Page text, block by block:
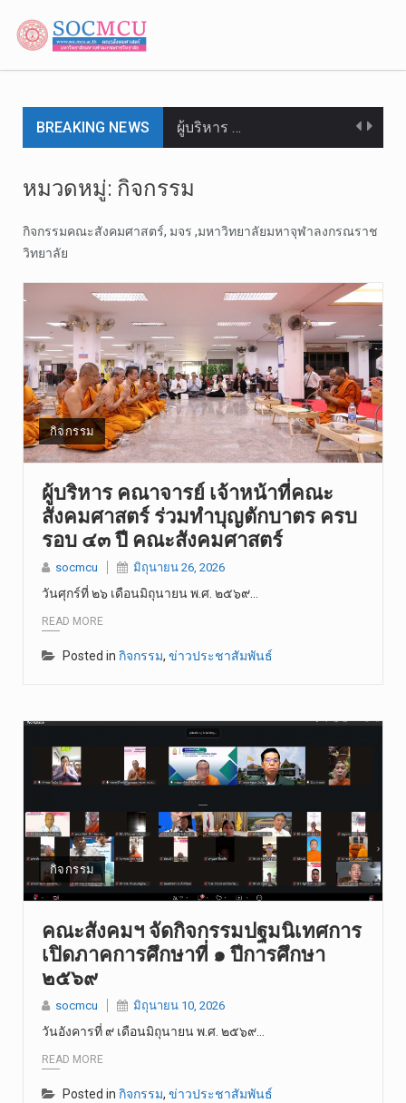
BREAKING NEWS ผู้บริหาร …
คณะสังคมศา…
วันจันทร์ท…
วันอาทิตย์…
วันเสาร์ที…
วันศุกร์ที…
หมวดหมู่: กิจกรรม
กิจกรรมคณะสังคมศาสตร์, มจร ,มหาวิทยาลัยมหาจุฬาลงกรณราช
วิทยาลัย
กิจกรรม
ผู้บริหาร คณาจารย์ เจ้าหน้าที่คณะ
สังคมศาสตร์ ร่วมทำบุญตักบาตร ครบ
รอบ ๔๓ ปี คณะสังคมศาสตร์
socmcu มิถุนายน 26, 2026
วันศุกร์ที่ ๒๖ เดือนมิถุนายน พ.ศ. ๒๕๖๙…
READ MORE
Posted in กิจกรรม, ข่าวประชาสัมพันธ์
กิจกรรม
คณะสังคมฯ จัดกิจกรรมปฐมนิเทศการ
เปิดภาคการศึกษาที่ ๑ ปีการศึกษา
๒๕๖๙
socmcu มิถุนายน 10, 2026
วันอังคารที่ ๙ เดือนมิถุนายน พ.ศ. ๒๕๖๙…
READ MORE
Posted in กิจกรรม, ข่าวประชาสัมพันธ์